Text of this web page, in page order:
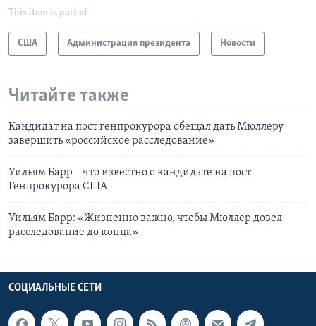
This item is part of
США Администрация президента Новости
Читайте также
Кандидат на пост генпрокурора обещал дать Мюллеру
завершить «российское расследование»
Уильям Барр – что известно о кандидате на пост
Генпрокурора США
Уильям Барр: «Жизненно важно, чтобы Мюллер довел
расследование до конца»
СОЦИАЛЬНЫЕ СЕТИ